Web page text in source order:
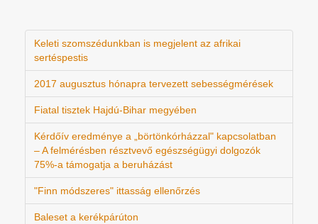
Keleti szomszédunkban is megjelent az afrikai
sertéspestis
2017 augusztus hónapra tervezett sebességmérések
Fiatal tisztek Hajdú-Bihar megyében
Kérdőív eredménye a „börtönkórházzal" kapcsolatban
– A felmérésben résztvevő egészségügyi dolgozók
75%-a támogatja a beruházást
"Finn módszeres" ittasság ellenőrzés
Baleset a kerékpárúton